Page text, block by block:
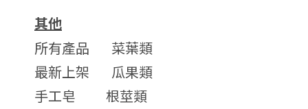
其他
所有產品
菜葉類
最新上架
瓜果類
手工皂
根莖類